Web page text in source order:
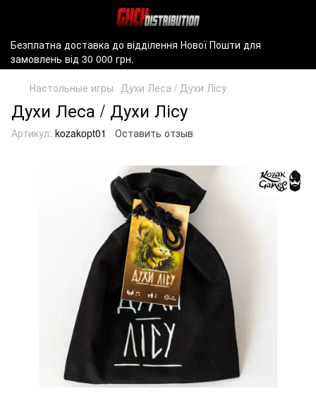
Безплатна доставка до відділення Нової Пошти для
замовлень від 30 000 грн.
Настольные игры Духи Леса / Духи Лісу
Духи Леса / Духи Лісу
Артикул: kozakopt01 Оставить отзыв